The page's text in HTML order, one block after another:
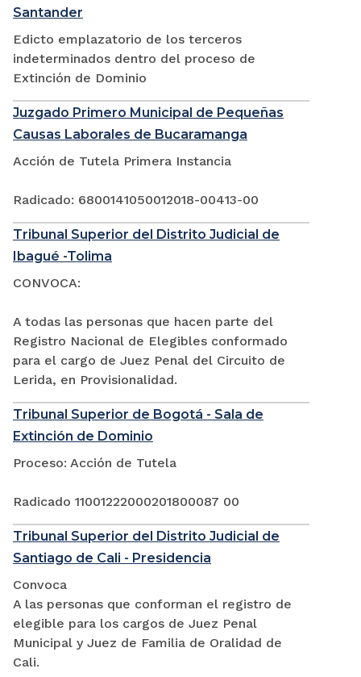
Santander
Edicto emplazatorio de los terceros
indeterminados dentro del proceso de
Extinción de Dominio
Juzgado Primero Municipal de Pequeñas
Causas Laborales de Bucaramanga
Acción de Tutela Primera Instancia
Radicado: 6800141050012018-00413-00
Tribunal Superior del Distrito Judicial de
Ibagué -Tolima
CONVOCA:
A todas las personas que hacen parte del
Registro Nacional de Elegibles conformado
para el cargo de Juez Penal del Circuito de
Lerida, en Provisionalidad.
Tribunal Superior de Bogotá - Sala de
Extinción de Dominio
Proceso: Acción de Tutela
Radicado 11001222000201800087 00
Tribunal Superior del Distrito Judicial de
Santiago de Cali - Presidencia
Convoca
A las personas que conforman el registro de
elegible para los cargos de Juez Penal
Municipal y Juez de Familia de Oralidad de
Cali.